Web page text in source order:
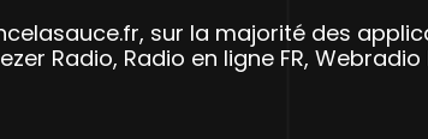
sur la majorité des
Radio, Radio en ligne FR,